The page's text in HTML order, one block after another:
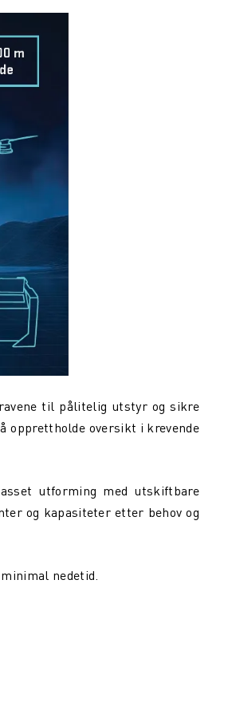
til pålitelig utstyr og sikre
opprettholde oversikt i krevende
utforming med utskiftbare
og kapasiteter etter behov og
nedetid.